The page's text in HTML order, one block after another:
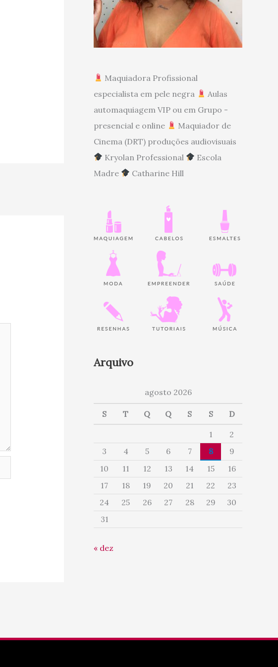
Maquiadora Profissional
especialista em pele negra
Aulas
automaquiagem VIP ou em Grupo -
presencial e online
Maquiador de
Cinema (DRT) produções audiovisuais
Kryolan Professional
Escola
Madre
Catharine Hill
Arquivo
agosto 2026
S T Q Q S S D
1
2
3
4 5 6 7 8
9
10
11 12 13 14 15
16
17
18 19 20 21 22
23
24
25 26 27 28 29
30
31
« dez